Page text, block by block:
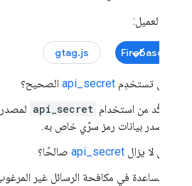
اختَر أولاً العميل:
Firebase
gtag.js
هل تستخدِم api_secret الصحيح؟
تأكَّد من استخدام api_secret
مصدر بيانات رمز سرّي خاص به.
هل لا يزال api_secret صالحًا؟
للمساعدة في مكافحة الرسائل غير